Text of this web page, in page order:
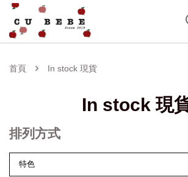
首頁 › In stock 現貨
In stock 現
排列方式